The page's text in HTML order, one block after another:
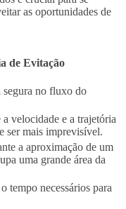
as oportunidades de
de Evitação
segura no fluxo do
velocidade e a trajetória
ser mais imprevisível.
a aproximação de um
uma grande área da
tempo necessários para